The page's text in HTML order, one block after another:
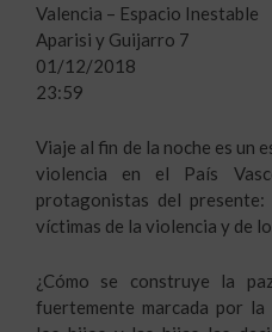
Valencia – Espacio Inestable
Aparisi y Guijarro 7
01/12/2018
23:59
Viaje al fin de la noche es un
violencia en el País
protagonistas del
víctimas de la violencia y de
¿Cómo se construye la
fuertemente marcada por